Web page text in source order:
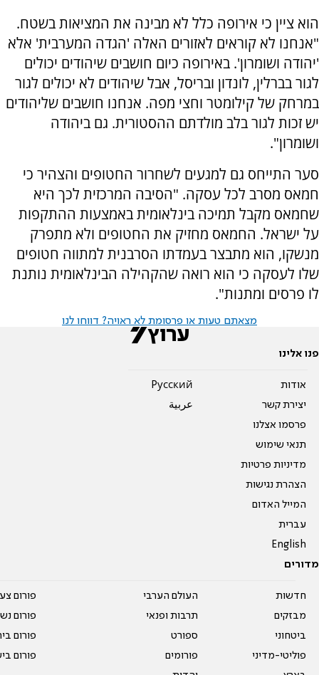
הוא ציין כי אירופה כלל לא מבינה את המציאות בשטח.
"אנחנו לא קוראים לאזורים האלה 'הגדה המערבית' אלא
'יהודה ושומרון'. באירופה כיום חושבים שיהודים יכולים
לגור בברלין, לונדון ובריסל, אבל שיהודים לא יכולים לגור
במרחק של קילומטר וחצי מפה. אנחנו חושבים שליהודים
יש זכות לגור בלב מולדתם ההסטורית. גם ביהודה
ושומרון".
סער התייחס גם למגעים לשחרור החטופים והצהיר כי
חמאס מסרב לכל עסקה. "הסיבה המרכזית לכך היא
שחמאס מקבל תמיכה בינלאומית באמצעות ההתקפות
על ישראל. החמאס מחזיק את החטופים ולא מתפרק
מנשקו, הוא מתבצר בעמדתו הסרבנית למתווה חטופים
שלו לעסקה כי הוא רואה שהקהילה הבינלאומית נותנת
לו פרסים ומתנות".
מצאתם טעות או פרסומת לא ראויה? דווחו לנו
פנו אלינו
אודות
יצירת קשר
פרסמו אצלנו
תנאי שימוש
מדיניות פרטיות
הצהרת נגישות
המייל האדום
עברית
English
Pусский
عربية
מדורים
חדשות
מבזקים
ביטחוני
פוליטי-מדיני
העולם הערבי
תרבות ופנאי
ספורט
פורומים
פורום
פורום
פורום
פורום